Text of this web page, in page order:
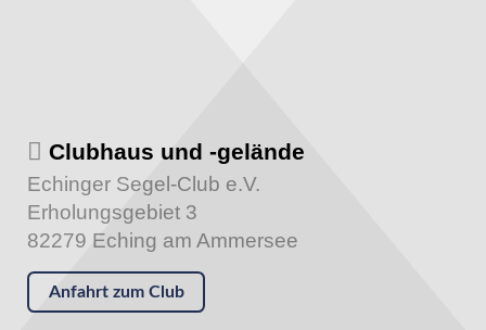
Clubhaus und -gelände
Echinger Segel-Club e.V.
Erholungsgebiet 3
82279 Eching am Ammersee
Anfahrt zum Club